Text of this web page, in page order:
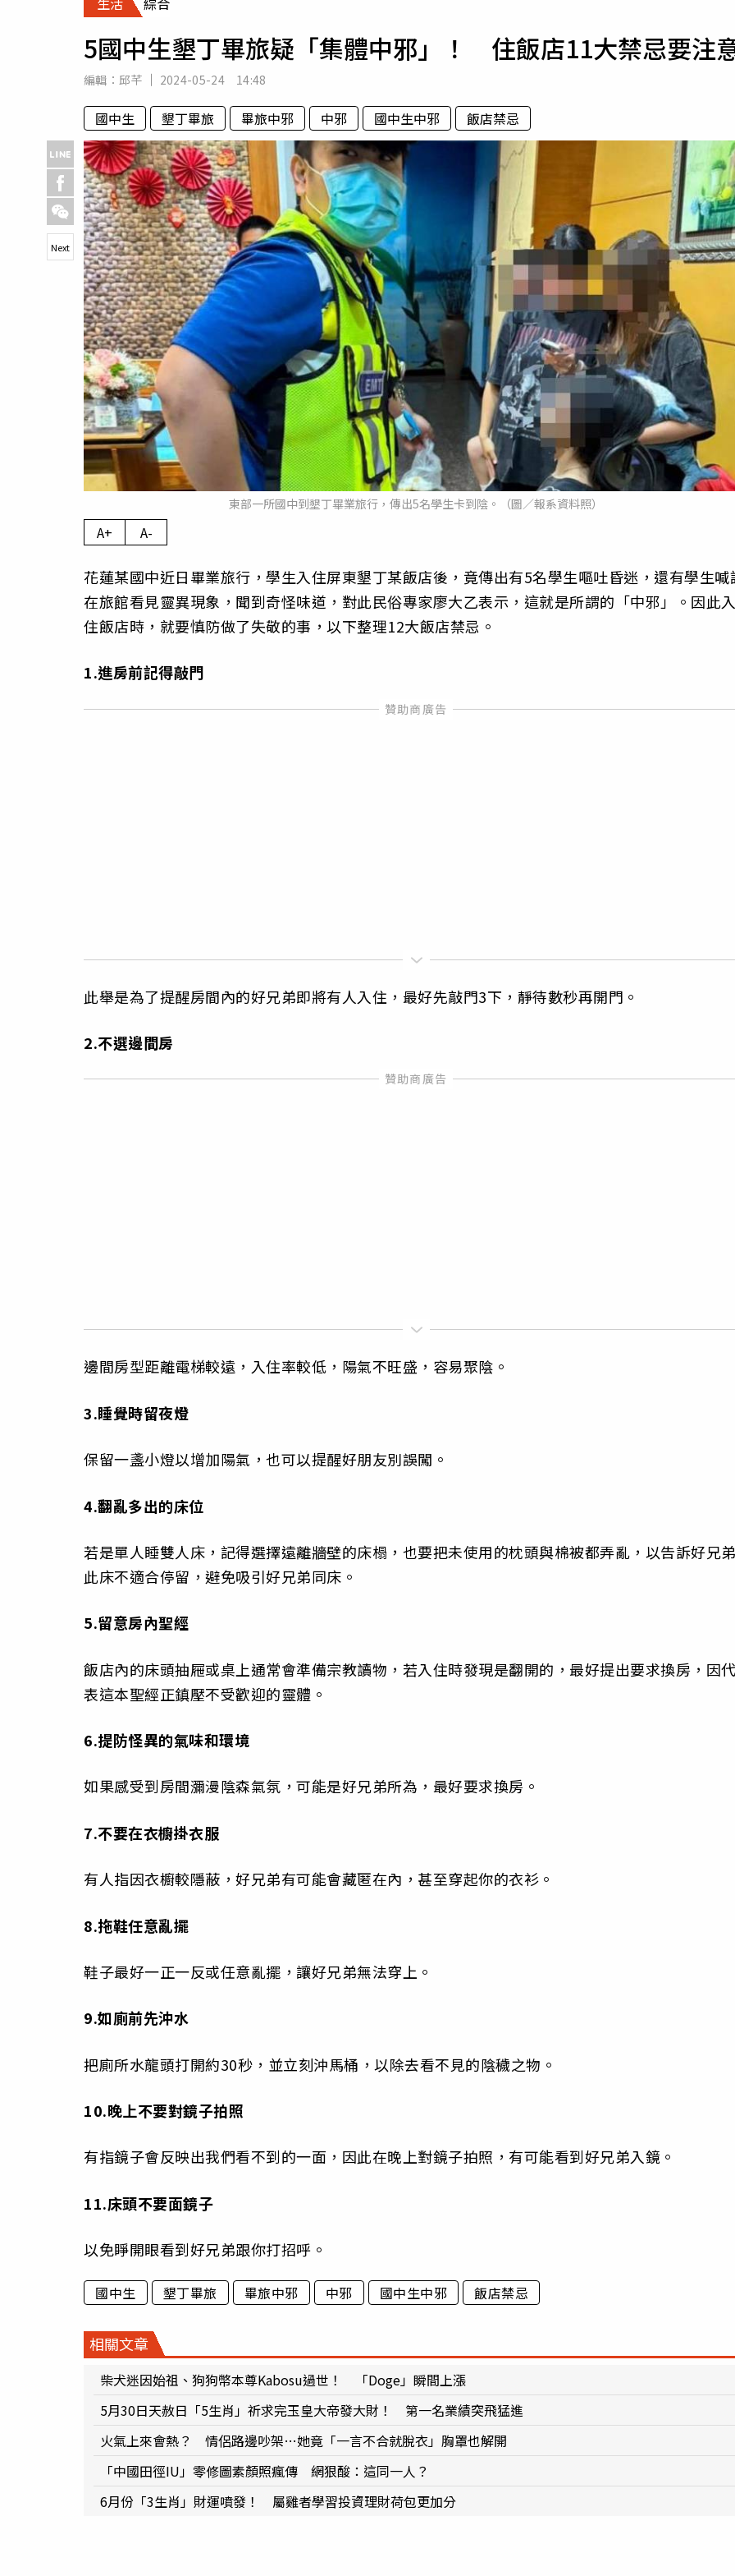
專欄
房產新勢力
運勢
梅酒
5國中生墾丁畢旅疑「集體中邪」！ 住飯店11大禁忌要注
編輯： 邱芊 2024-05-24 14:48
國中生 墾丁畢旅 畢旅中邪 中邪 國中生中邪 飯店禁忌
東部一所國中到墾丁畢業旅行，傳出5名學生卡到陰。（圖／報系資料照）
Next
A+ A-
花蓮某國中近日畢業旅行，學生入住屏東墾丁某飯店後，竟傳出有5名學生嘔吐昏迷，還有學生喊
在旅館看見靈異現象，聞到奇怪味道，對此民俗專家廖大乙表示，這就是所謂的「中邪」。因此
住飯店時，就要慎防做了失敬的事，以下整理12大飯店禁忌。
1.進房前記得敲門
此舉是為了提醒房間內的好兄弟即將有人入住，最好先敲門3下，靜待數秒再開門。
2.不選邊間房
邊間房型距離電梯較遠，入住率較低，陽氣不旺盛，容易聚陰。
3.睡覺時留夜燈
保留一盞小燈以增加陽氣，也可以提醒好朋友別誤闖。
4.翻亂多出的床位
若是單人睡雙人床，記得選擇遠離牆壁的床榻，也要把未使用的枕頭與棉被都弄亂，以告訴好兄
此床不適合停留，避免吸引好兄弟同床。
5.留意房內聖經
飯店內的床頭抽屜或桌上通常會準備宗教讀物，若入住時發現是翻開的，最好提出要求換房，因
表這本聖經正鎮壓不受歡迎的靈體。
6.提防怪異的氣味和環境
如果感受到房間瀰漫陰森氣氛，可能是好兄弟所為，最好要求換房。
7.不要在衣櫥掛衣服
有人指因衣櫥較隱蔽，好兄弟有可能會藏匿在內，甚至穿起你的衣衫。
8.拖鞋任意亂擺
鞋子最好一正一反或任意亂擺，讓好兄弟無法穿上。
9.如廁前先沖水
把廁所水龍頭打開約30秒，並立刻沖馬桶，以除去看不見的陰穢之物。
10.晚上不要對鏡子拍照
有指鏡子會反映出我們看不到的一面，因此在晚上對鏡子拍照，有可能看到好兄弟入鏡。
11.床頭不要面鏡子
以免睜開眼看到好兄弟跟你打招呼。
國中生 墾丁畢旅 畢旅中邪 中邪 國中生中邪 飯店禁忌
相關文章
柴犬迷因始祖、狗狗幣本尊Kabosu過世！ 「Doge」瞬間上漲
5月30日天赦日「5生肖」祈求完玉皇大帝發大財！ 第一名業績突飛猛進
火氣上來會熱？ 情侶路邊吵架…她竟「一言不合就脫衣」胸罩也解開
「中國田徑IU」零修圖素顏照瘋傳 網狠酸：這同一人？
6月份「3生肖」財運噴發！ 屬雞者學習投資理財荷包更加分